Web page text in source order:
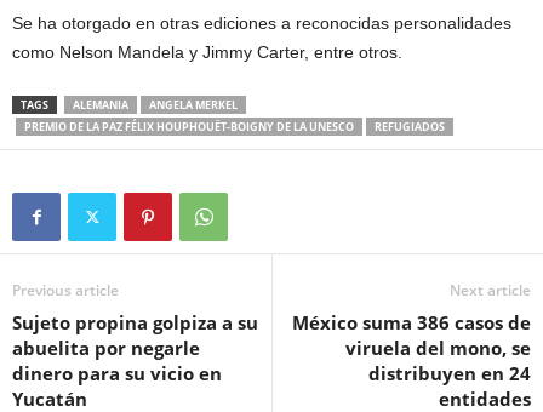
Se ha otorgado en otras ediciones a reconocidas personalidades
como Nelson Mandela y Jimmy Carter, entre otros.
TAGS ALEMANIA
ANGELA MERKEL
PREMIO DE LA PAZ FÉLIX HOUPHOUËT-BOIGNY DE LA UNESCO
REFUGIADOS
Previous article
Sujeto propina golpiza a su
abuelita por negarle
dinero para su vicio en
Yucatán
Next article
México suma 386 casos de
viruela del mono, se
distribuyen en 24
entidades